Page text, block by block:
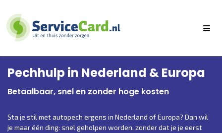
Pechhulp in Nederland & Europa
Betaalbaar, snel en zonder hoge kosten
Sta je stil met autopech ergens in Nederland of Europa? Dan wil
je maar één ding: snel geholpen worden, zonder dat je je eerst